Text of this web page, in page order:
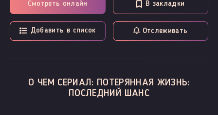
Смотреть онлайн В закладки
Добавить в список Отслеживать
О ЧЕМ СЕРИАЛ: ПОТЕРЯННАЯ ЖИЗНЬ:
ПОСЛЕДНИЙ ШАНС